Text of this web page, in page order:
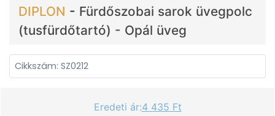
DIPLON - Fürdőszobai sarok üvegpolc
(tusfürdőtartó) - Opál üveg
Cikkszám: SZ0212
Eredeti ár:4 435 Ft